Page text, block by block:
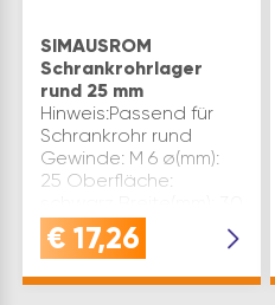
SIMAUSROM
Schrankrohrlager
rund 25 mm
Hinweis:Passend für
Schrankrohr rund
Gewinde: M 6 ø(mm):
25 Oberfläche:
Tiefe(mm): 10
Höhe(mm): 75 Material:
Verwendung:
€ 17,26